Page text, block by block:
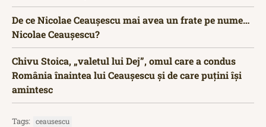
De ce Nicolae Ceaușescu mai avea un frate pe nume…
Nicolae Ceaușescu?
Chivu Stoica, „valetul lui Dej”, omul care a condus
România înaintea lui Ceaușescu și de care puțini își
amintesc
Tags: ceausescu